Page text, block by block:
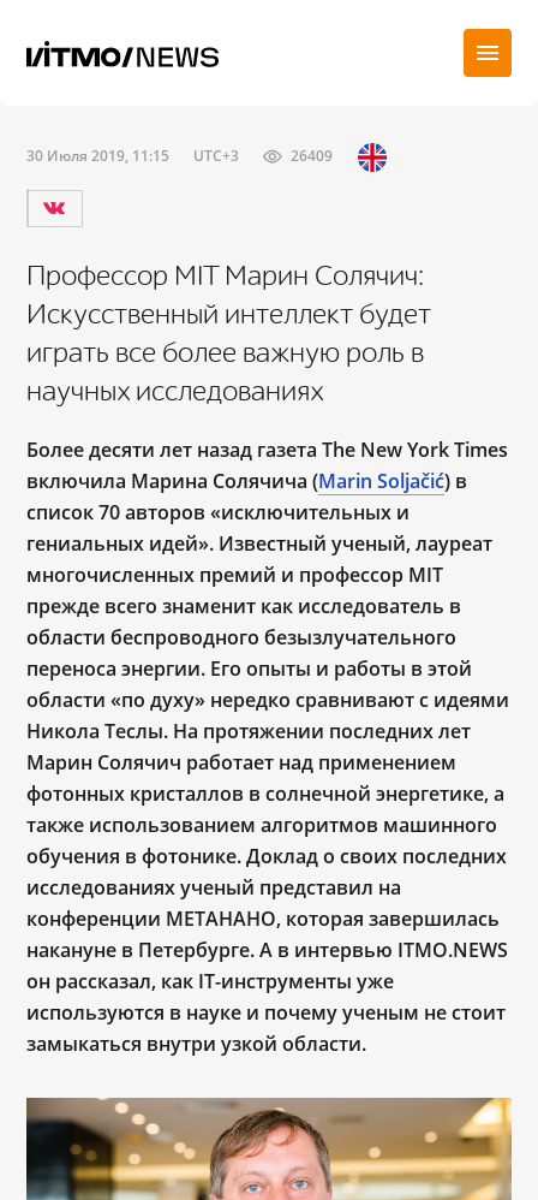
30 Июля 2019, 11:15 UTC+3 26409
Профессор MIT Марин Солячич:
Искусственный интеллект будет
играть все более важную роль в
научных исследованиях
Более десяти лет назад газета The New York Times
включила Марина Солячича (Marin Soljačić) в
список 70 авторов «исключительных и
гениальных идей». Известный ученый, лауреат
многочисленных премий и профессор MIT
прежде всего знаменит как исследователь в
области беспроводного безызлучательного
переноса энергии. Его опыты и работы в этой
области «по духу» нередко сравнивают с идеями
Никола Теслы. На протяжении последних лет
Марин Солячич работает над применением
фотонных кристаллов в солнечной энергетике, а
также использованием алгоритмов машинного
обучения в фотонике. Доклад о своих последних
исследованиях ученый представил на
конференции МЕТАНАНО, которая завершилась
накануне в Петербурге. А в интервью ITMO.NEWS
он рассказал, как IT-инструменты уже
используются в науке и почему ученым не стоит
замыкаться внутри узкой области.